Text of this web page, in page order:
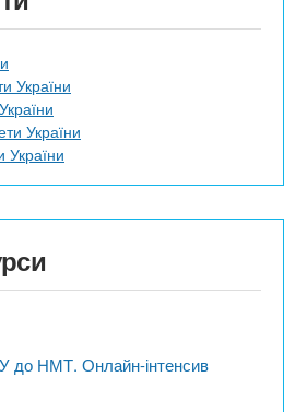
України
України
України
до НМТ. Онлайн-інтенсив